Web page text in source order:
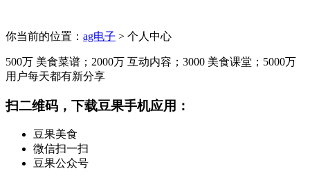
你当前的位置： ag电子 > 个人中心
500万 美食菜谱； 2000万 互动内容； 3000 美食课堂； 5000万
用户每天都有新分享
扫二维码，下载豆果手机应用：
豆果美食
微信扫一扫
豆果公众号